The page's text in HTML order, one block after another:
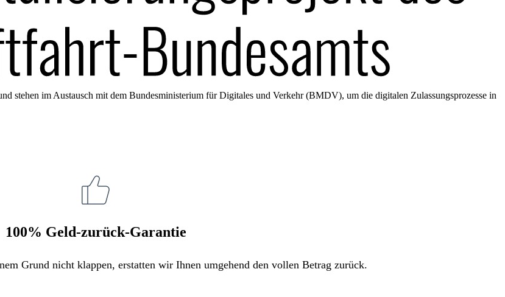
stehen im Austausch mit dem Bundesministerium für Digitales und Verkehr (BMDV), um die digitalen Zulassungsprozesse in
100% Geld-zurück-Garantie
Grund nicht klappen, erstatten wir Ihnen umgehend den vollen Betrag zurück.